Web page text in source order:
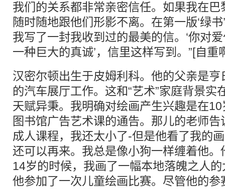
我们的关系都非常亲密信任。如果我在
随时随地跟他们形影不离。在第一版‘绿
我写了一封我收到过的最美的信。‘你对
一种巨大的真诚’，信里这样写到。”[自重
汉密尔顿出生于皮姆利科。他的父亲是
的汽车展厅工作。这和“艺术”家庭背景实
天赋异秉。我明确对绘画产生兴趣是在
图书馆广告艺术课的通告。那儿的老师
成人课程，我还太小了-但是他看了我的
还可以再来。我总是像小狗一样缠着他
14岁的时候，我画了一幅本地落魄之人
他参加了一次儿童绘画比赛。尽管他的